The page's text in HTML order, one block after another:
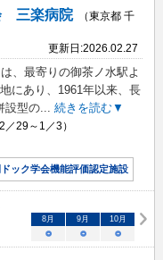
三楽病院
（東京都 千
更新日:2026.02.27
、最寄りの御茶ノ水駅よ
にあり、1961年以来、長
設型の... 続きを読む▼
29～1／3）
ドック学会機能評価認定施設
8月 9月 10月
○ ○ ○